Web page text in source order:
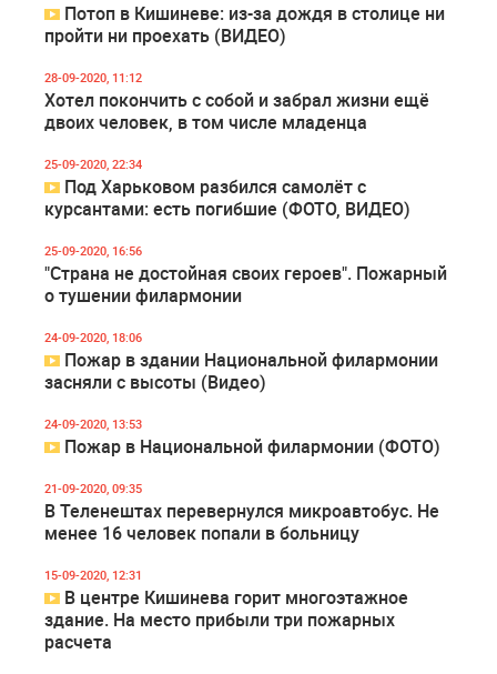
Потоп в Кишиневе: из-за дождя в столице ни
пройти ни проехать (ВИДЕО)
28-09-2020, 11:12
Хотел покончить с собой и забрал жизни ещё
двоих человек, в том числе младенца
25-09-2020, 22:34
Под Харьковом разбился самолёт с
курсантами: есть погибшие (ФОТО, ВИДЕО)
25-09-2020, 16:56
"Страна не достойная своих героев". Пожарный
о тушении филармонии
24-09-2020, 18:06
Пожар в здании Национальной филармонии
засняли с высоты (Видео)
24-09-2020, 13:53
Пожар в Национальной филармонии (ФОТО)
21-09-2020, 09:35
В Теленештах перевернулся микроавтобус. Не
менее 16 человек попали в больницу
15-09-2020, 12:31
В центре Кишинева горит многоэтажное
здание. На место прибыли три пожарных
расчета